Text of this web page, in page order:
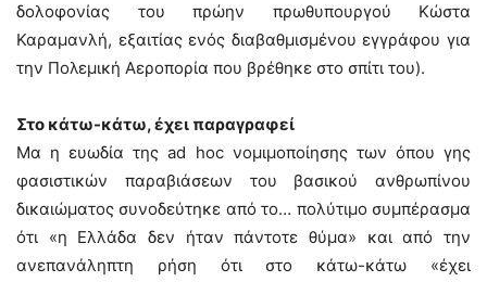
δολοφονίας του πρώην πρωθυπουργού Κώστα
Καραμανλή, εξαιτίας ενός διαβαθμισμένου εγγράφου για
την Πολεμική Αεροπορία που βρέθηκε στο σπίτι του).
Στο κάτω-κάτω, έχει παραγραφεί
Μα η ευωδία της ad hoc νομιμοποίησης των όπου γης
φασιστικών παραβιάσεων του βασικού ανθρωπίνου
δικαιώματος συνοδεύτηκε από το… πολύτιμο συμπέρασμα
ότι «η Ελλάδα δεν ήταν πάντοτε θύμα» και από την
ανεπανάληπτη ρήση ότι στο κάτω-κάτω «έχει